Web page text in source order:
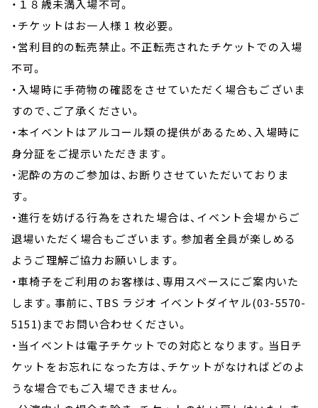
・１８歳未満入場不可。
・チケットはお一人様 1 枚必要。
・営利目的の転売禁止。不正転売されたチケットでの入場
不可。
・入場時に手荷物の確認をさせていただく場合もございま
すので、ご了承ください。
・本イベントはアルコール類の提供があるため、入場時に
身分証をご提示いただきます。
・泥酔の方のご参加は、お断りさせていただいておりま
す。
・進行を妨げる行為をされた場合は、イベント会場からご
退場いただく場合もございます。参加者全員が楽しめる
ようご理解ご協力お願いします。
・車椅子をご利用のお客様は、専用スペースにご案内いた
します。事前に、TBS ラジオ イベントダイヤル(03-5570-
5151)までお問い合わせください。
・当イベントは電子チケットでの対応となります。当日チ
ケットをお忘れになった方は、チケットがなければどのよ
うな場合でもご入場できません。